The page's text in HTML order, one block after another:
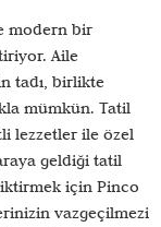
modern bir
Aile
tadı, birlikte
mümkün. Tatil
lezzetler ile özel
geldiği tatil
için Pinco
vazgeçilmezi